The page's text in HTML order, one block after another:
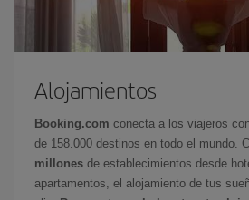
Alojamientos
Booking.com conecta a los viajeros
de 158.000 destinos en todo el mundo.
millones de establecimientos desde
apartamentos, el alojamiento de tus